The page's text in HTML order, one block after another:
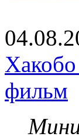
фильм